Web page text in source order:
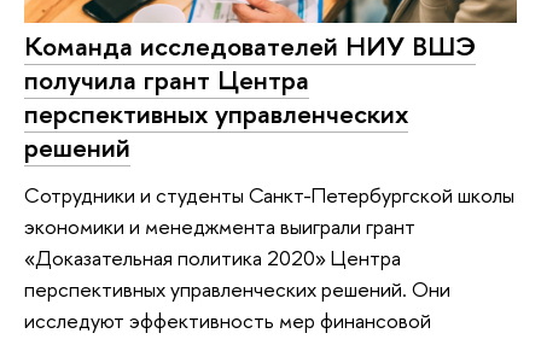
Команда исследователей НИУ ВШЭ
получила грант Центра
перспективных управленческих
решений
Сотрудники и студенты Санкт-Петербургской школы
экономики и менеджмента выиграли грант
«Доказательная политика 2020» Центра
перспективных управленческих решений. Они
исследуют эффективность мер финансовой